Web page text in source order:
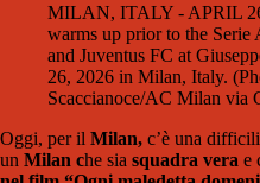
MILAN, ITALY - APRIL
warms up prior to the
and Juventus FC at
26, 2026 in Milan, Italy.
Scaccianoce/AC Milan via
Oggi, per il Milan, c’è una
un Milan che sia squadra vera e